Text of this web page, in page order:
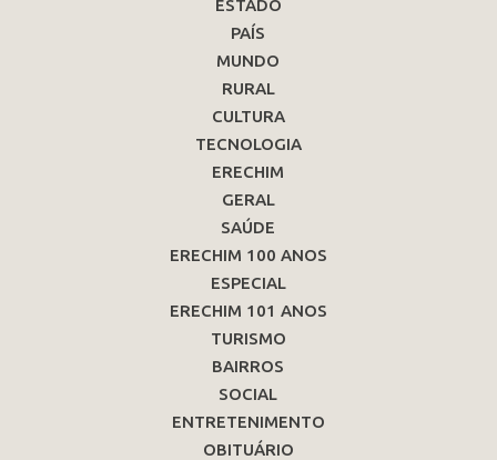
ESTADO
PAÍS
MUNDO
RURAL
CULTURA
TECNOLOGIA
ERECHIM
GERAL
SAÚDE
ERECHIM 100 ANOS
ESPECIAL
ERECHIM 101 ANOS
TURISMO
BAIRROS
SOCIAL
ENTRETENIMENTO
OBITUÁRIO